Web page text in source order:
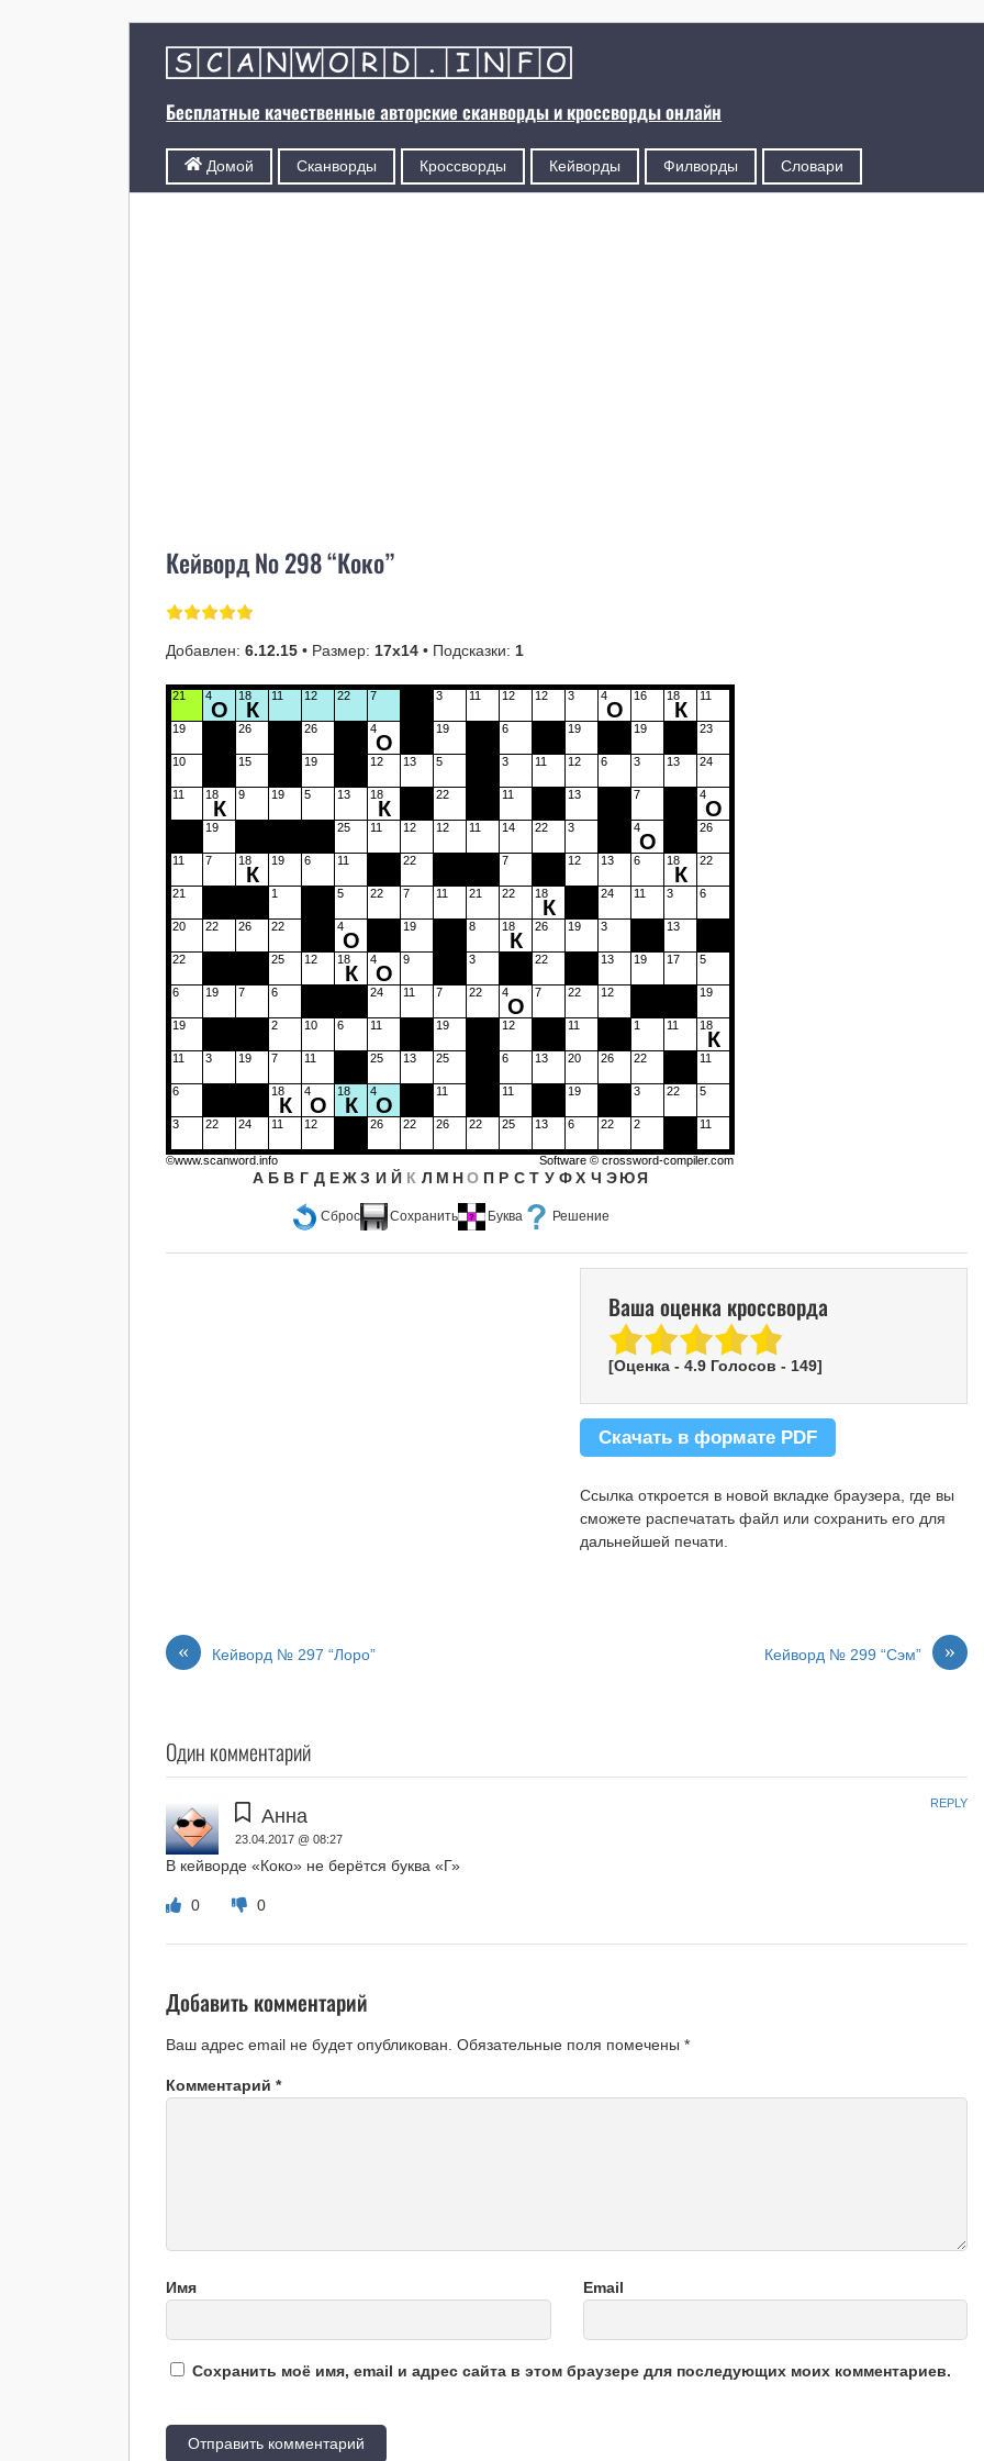
Бесплатные качественные авторские сканворды и кроссворды онлайн
Домой Сканворды Кроссворды Кейворды Филворды Словари
Кейворд № 298 “Коко”
Добавлен:6.12.15 • Размер: 17х14 • Подсказки: 1
Сброс Сохранить Буква Решение
21 4
О
18
К
11 12 22 7 3 11 12 12 3 4
О
16 18
К
11
19 26 26 4
О
19 6 19 19 23
10 15 19 12 13 5 3 11 12 6 3 13 24
11 18
К
9 19 5 13 18
К
22 11 13 7 4
О
19 25 11 12 12 11 14 22 3 4
О
26
11 7 18
К
19 6 11 22 7 12 13 6 18
К
22
21 1 5 22 7 11 21 22 18
К
24 11 3 6
20 22 26 22 4
О
19 8 18
К
26 19 3 13
22 25 12 18
К
4
О
9 3 22 13 19 17 5
6 19 7 6 24 11 7 22 4
О
7 22 12 19
19 2 10 6 11 19 12 11 1 11 18
К
11 3 19 7 11 25 13 25 6 13 20 26 22 11
6 18
К
4
О
18
К
4
О
11 11 19 3 22 5
3 22 24 11 12 26 22 26 22 25 13 6 22 2 11
А Б В Г Д Е Ж З И Й К Л М Н О П Р С Т У Ф Х Ч Э ЮЯ
©www.scanword.info Software ©crossword-compiler.com
Ваша оценка кроссворда
[Оценка - 4.9Голосов - 149]
Скачать в формате PDF
Ссылка откроется в новой вкладке браузера, где вы
сможете распечатать файл или сохранить его для
дальнейшей печати.
« Кейворд № 297 “Лоро” »
Кейворд № 299 “Сэм”
Один комментарий
Анна
23.04.2017 @ 08:27
В кейворде «Коко» не берётся буква «Г»
0 0
REPLY
Добавить комментарий
Ваш адрес email не будет опубликован. Обязательные поля помечены*
Комментарий*
Имя Email
Сохранить моё имя, email и адрес сайта в этом браузере для последующих моих комментариев.